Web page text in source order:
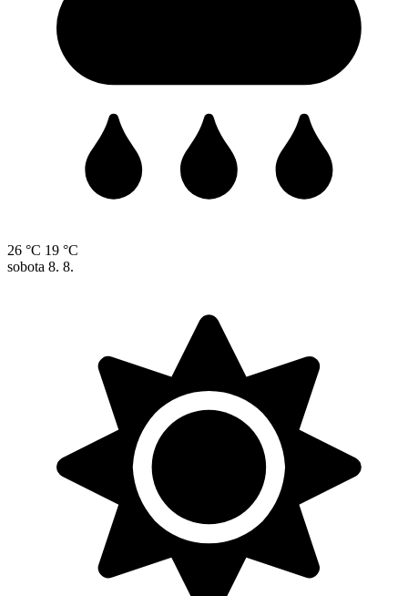
26 °C 19 °C
sobota 8. 8.